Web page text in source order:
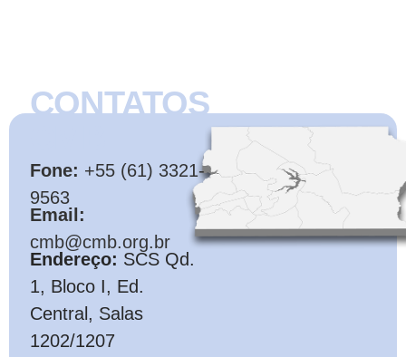
CONTATOS
Fone: +55 (61) 3321-
9563
Email:
cmb@cmb.org.br
Endereço: SCS Qd.
1, Bloco I, Ed.
Central, Salas
1202/1207